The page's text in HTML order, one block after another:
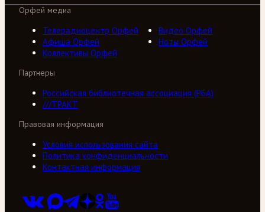
Орфей медиа
Телерадиоцентр Орфей
Видео Орфей
Афиша Орфей
Ноты Орфей
Коллективы Орфей
Партнеры
Российская библиотечная ассоциация (РБА)
///ТРАКТ
Правовая информация
Условия использования сайта
Политика конфиденциальности
Контактная информация